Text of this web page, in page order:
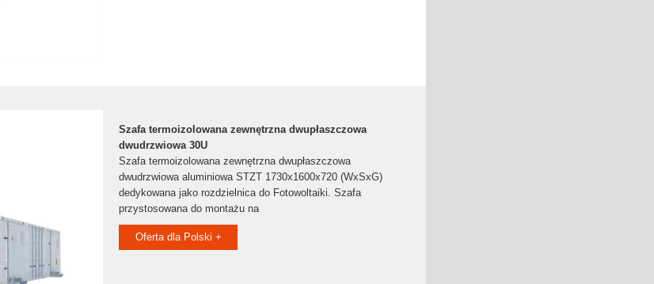
Szafa termoizolowana zewnętrzna dwupłaszczowa
dwudrzwiowa 30U
Szafa termoizolowana zewnętrzna dwupłaszczowa
dwudrzwiowa aluminiowa STZT 1730x1600x720 (WxSxG)
dedykowana jako rozdzielnica do Fotowoltaiki. Szafa
przystosowana do montażu na
Oferta dla Polski +